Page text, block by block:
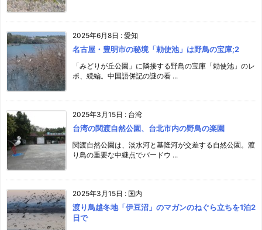
2025年6月8日 : 愛知
名古屋・豊明市の秘境「勅使池」は野鳥の宝庫;2
「みどりが丘公園」に隣接する野鳥の宝庫「勅使池」のレ
ポ、続編。中国語併記の謎の看 ...
2025年3月15日 : 台湾
台湾の関渡自然公園、台北市内の野鳥の楽園
関渡自然公園は、淡水河と基隆河が交差する自然公園。渡
り鳥の重要な中継点でバードウ ...
2025年3月15日 : 国内
渡り鳥越冬地「伊豆沼」のマガンのねぐら立ちを1泊2
日で